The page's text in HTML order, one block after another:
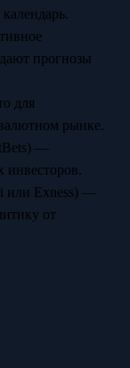
прогнозы
для
рынке.
—
инвесторов.
или Exness) —
от